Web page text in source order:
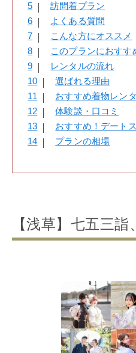
5
訪問着プラン
6
よくある質問
7
こんな方にオススメ
8
このプランにおすす
9
レンタルの流れ
10
選ばれる理由
11
おすすめ着物レン
12
体験談・口コミ
13
おすすめ！デート
14
プランの相場
【浅草】七五三